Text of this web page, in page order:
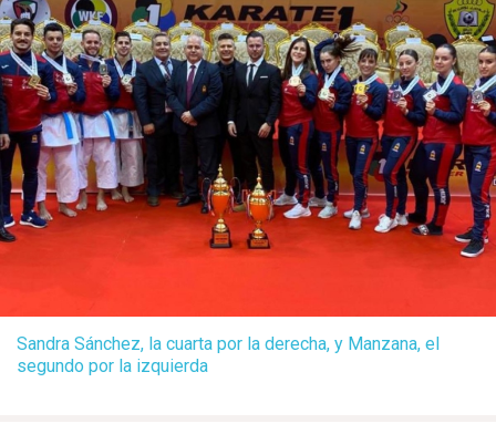
Sandra Sánchez, la cuarta por la derecha, y Manzana, el
segundo por la izquierda